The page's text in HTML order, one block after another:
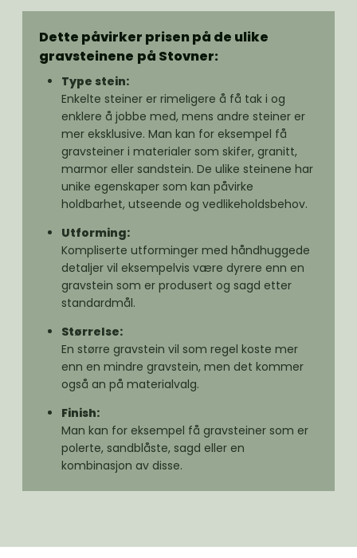
Dette påvirker prisen på de ulike
gravsteinene på Stovner:
Type stein:
Enkelte steiner er rimeligere å få tak i og
enklere å jobbe med, mens andre steiner er
mer eksklusive. Man kan for eksempel få
gravsteiner i materialer som skifer, granitt,
marmor eller sandstein. De ulike steinene har
unike egenskaper som kan påvirke
holdbarhet, utseende og vedlikeholdsbehov.
Utforming:
Kompliserte utforminger med håndhuggede
detaljer vil eksempelvis være dyrere enn en
gravstein som er produsert og sagd etter
standardmål.
Størrelse:
En større gravstein vil som regel koste mer
enn en mindre gravstein, men det kommer
også an på materialvalg.
Finish:
Man kan for eksempel få gravsteiner som er
polerte, sandblåste, sagd eller en
kombinasjon av disse.